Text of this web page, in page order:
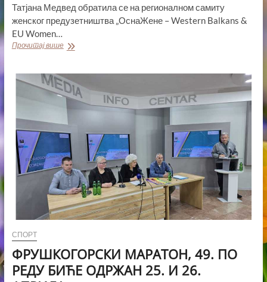
Татјана Медвед обратила се на регионалном самиту
женског предузетништва „ОснаЖене – Western Balkans &
EU Women…
Прочитај вишеПРВИ
САМИТ
ЖЕНСКОГ
ПРЕДУЗЕТНИШТВА
ОТВОРЕН
У
КОНГРЕСНОМ
ЦЕНТРУ
„МАСТЕР“
НОВОСАДСКОГ
САЈМА
СПОРТ
ФРУШКОГОРСКИ МАРАТОН, 49. ПО
РЕДУ БИЋЕ ОДРЖАН 25. И 26.